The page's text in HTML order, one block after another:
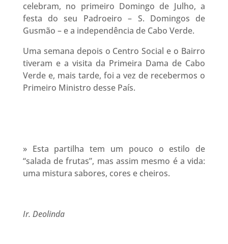
celebram, no primeiro Domingo de Julho, a
festa do seu Padroeiro – S. Domingos de
Gusmão – e a independência de Cabo Verde.
Uma semana depois o Centro Social e o Bairro
tiveram e a visita da Primeira Dama de Cabo
Verde e, mais tarde, foi a vez de recebermos o
Primeiro Ministro desse País.
» Esta partilha tem um pouco o estilo de
“salada de frutas”, mas assim mesmo é a vida:
uma mistura sabores, cores e cheiros.
Ir. Deolinda